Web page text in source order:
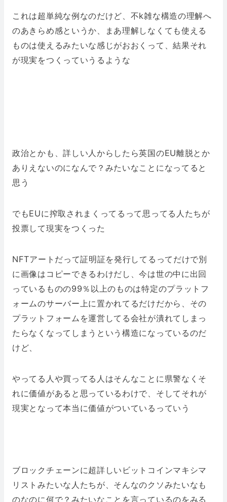
これは超単純な例なのだけど、不k雑な構造の理解へ
のあきらめ感というか、まあ理解しなくても使える
ものは使えるみたいな感じがおおくって、結果それ
が現実をつくっていうるような
政治とかも、詳しい人からしたら英国のEU離脱とか
ありえないのになんで？みたいなことになってると
思う
でもEUに搾取されまくってるって思ってる人たちが
投票して現実をつくった
NFTアートだって証明証を発行してるってだけで別
に画像はコピーできるわけだし、今は世の中に出回
っているものの99％以上のものは特定のプラットフ
ォームのサーバー上に置かれてるだけだから、その
プラットフォームを運営してる会社が潰れてしまっ
たらなくなってしまうという構造になっているのだ
けど、
やってる人や買ってる人はそんなことに県警なくそ
れに価値があると思っているわけで、そしてそれが
現実となって本当に価値がついているっていう
ブロックチェーンに超詳しいビットコインマキシマ
リストみたいな人たちが、そんなのクソみたいなも
のなのに何で？みたいなことを言っているのをみる